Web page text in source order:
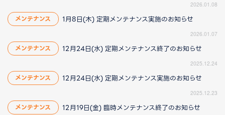
2026.01.08
メンテナンス 1月8日(木) 定期メンテナンス実施のお知らせ
2026.01.07
メンテナンス 12月24日(水) 定期メンテナンス終了のお知らせ
2025.12.24
メンテナンス 12月24日(水) 定期メンテナンス実施のお知らせ
2025.12.23
メンテナンス 12月19日(金) 臨時メンテナンス終了のお知らせ